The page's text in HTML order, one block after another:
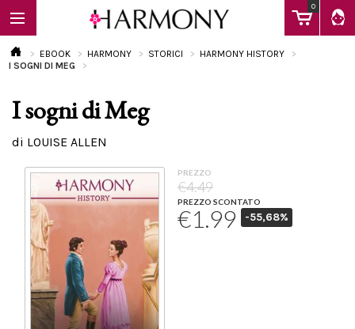
0
EBOOK
Calendario
EBOOK HARMONY STORICI
HARMONY HISTORY
I SOGNI DI MEG
I sogni di Meg
di LOUISE ALLEN
PREZZO
€4.49
PREZZO SCONTATO
€1.99 -55,68%